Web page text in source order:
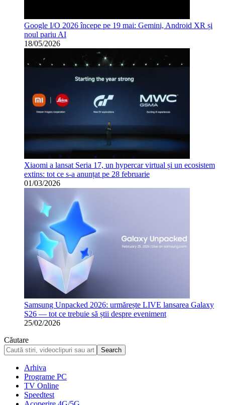
Google I/O 2026 începe pe 19 mai: Gemini, Android XR și
noul pariu AI
18/05/2026
Xiaomi a lansat Seria 17, un hypercar virtual și un ecosistem
extins: tot ce s-a anunțat pe 28 februarie
01/03/2026
Samsung Unpacked 2026: urmărește LIVE lansarea Galaxy
S26 — tot ce trebuie să știi despre eveniment
25/02/2026
Căutare
Arhiva
Programe PC
TV Online
Speedtest